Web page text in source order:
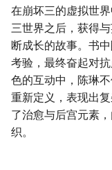
在崩坏三的虚拟世
三世界之后，获得
断成长的故事。书
考验，最终奋起对
色的互动中，陈琳
重新定义，表现出
了治愈与后宫元素
织。